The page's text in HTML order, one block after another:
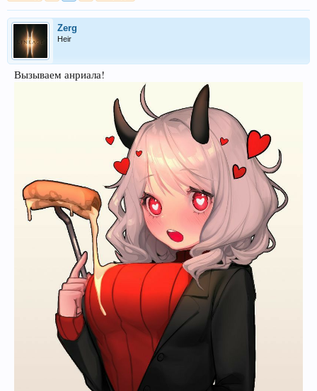
Zerg
Heir
Вызываем анриала!